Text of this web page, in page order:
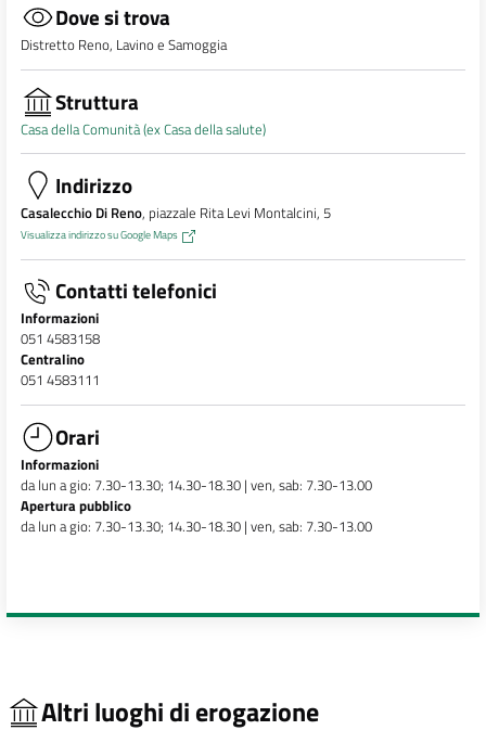
Dove si trova
Distretto Reno, Lavino e Samoggia
Struttura
Casa della Comunità (ex Casa della salute)
Indirizzo
Casalecchio Di Reno, piazzale Rita Levi Montalcini, 5
Visualizza indirizzo su Google Maps
Contatti telefonici
Informazioni
051 4583158
Centralino
051 4583111
Orari
Informazioni
da lun a gio: 7.30-13.30; 14.30-18.30 | ven, sab: 7.30-13.00
Apertura pubblico
da lun a gio: 7.30-13.30; 14.30-18.30 | ven, sab: 7.30-13.00
Altri luoghi di erogazione